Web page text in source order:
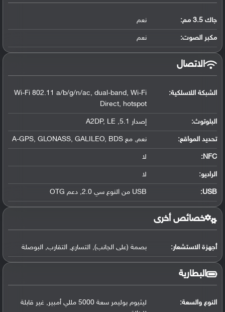
جاك 3.5 مم: نعم
مكبر الصوت: نعم
الاتصال
الشبكة اللاسلكية:
Wi-Fi 802.11 a/b/g/n/ac, dual-band, Wi-Fi
Direct, hotspot
البلوتوث: إصدار 5.1, A2DP, LE
تحديد المواقع: نعم, مع A-GPS, GLONASS, GALILEO, BDS
NFC
: لا
الراديو: لا
USB
: USB من النوع سي 2.0, دعم OTG
خصائص أخرى
أجهزة الاستشعار: بصمة (على الجانب), التسارع, التقارب, البوصلة
البطارية
النوع والسعة:
ليثيوم بوليمر سعة 5000 مللي أمبير, غير قابلة